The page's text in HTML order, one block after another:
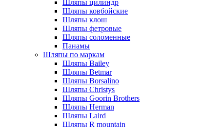
Шляпы цилиндр
Шляпы ковбойские
Шляпы клош
Шляпы фетровые
Шляпы соломенные
Панамы
Шляпы по маркам
Шляпы Bailey
Шляпы Betmar
Шляпы Borsalino
Шляпы Christys
Шляпы Goorin Brothers
Шляпы Herman
Шляпы Laird
Шляпы R mountain